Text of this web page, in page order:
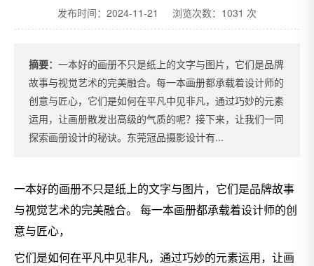
发布时间：2024-11-21 浏览次数：1031 次
摘要： 一本好的画册不只是纸上的文字与图片，它们是品牌
故事与视觉艺术的完美融合。每一本画册都承载着设计师的
创意与匠心，它们是如何在平凡中见非凡，通过巧妙的元素
运用，让画册散发出高级的气质的呢？接下来，让我们一同
探索画册设计的秘诀。东莞冠品摄影设计有...
一本好的画册不只是纸上的文字与图片，它们是品牌故事
与视觉艺术的完美融合。 每一本画册都承载着设计师的创
意与匠心，
它们是如何在平凡中见非凡，通过巧妙的元素运用，让画